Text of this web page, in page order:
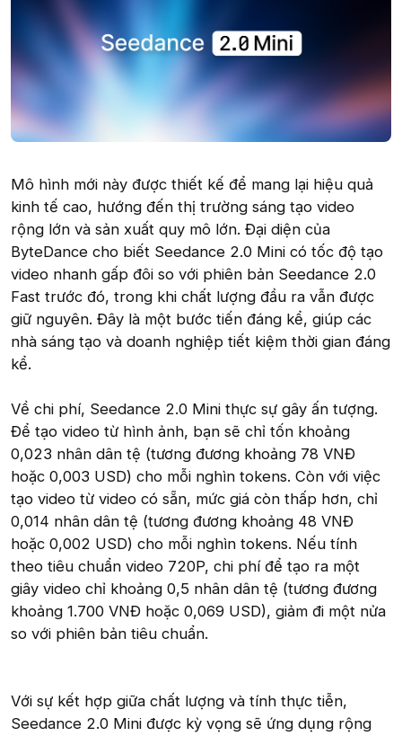
Mô hình mới này được thiết kế để mang lại hiệu quả
kinh tế cao, hướng đến thị trường sáng tạo video
rộng lớn và sản xuất quy mô lớn. Đại diện của
ByteDance cho biết Seedance 2.0 Mini có tốc độ tạo
video nhanh gấp đôi so với phiên bản Seedance 2.0
Fast trước đó, trong khi chất lượng đầu ra vẫn được
giữ nguyên. Đây là một bước tiến đáng kể, giúp các
nhà sáng tạo và doanh nghiệp tiết kiệm thời gian đáng
kể.
Về chi phí, Seedance 2.0 Mini thực sự gây ấn tượng.
Để tạo video từ hình ảnh, bạn sẽ chỉ tốn khoảng
0,023 nhân dân tệ (tương đương khoảng 78 VNĐ
hoặc 0,003 USD) cho mỗi nghìn tokens. Còn với việc
tạo video từ video có sẵn, mức giá còn thấp hơn, chỉ
0,014 nhân dân tệ (tương đương khoảng 48 VNĐ
hoặc 0,002 USD) cho mỗi nghìn tokens. Nếu tính
theo tiêu chuẩn video 720P, chi phí để tạo ra một
giây video chỉ khoảng 0,5 nhân dân tệ (tương đương
khoảng 1.700 VNĐ hoặc 0,069 USD), giảm đi một nửa
so với phiên bản tiêu chuẩn.
Với sự kết hợp giữa chất lượng và tính thực tiễn,
Seedance 2.0 Mini được kỳ vọng sẽ ứng dụng rộng